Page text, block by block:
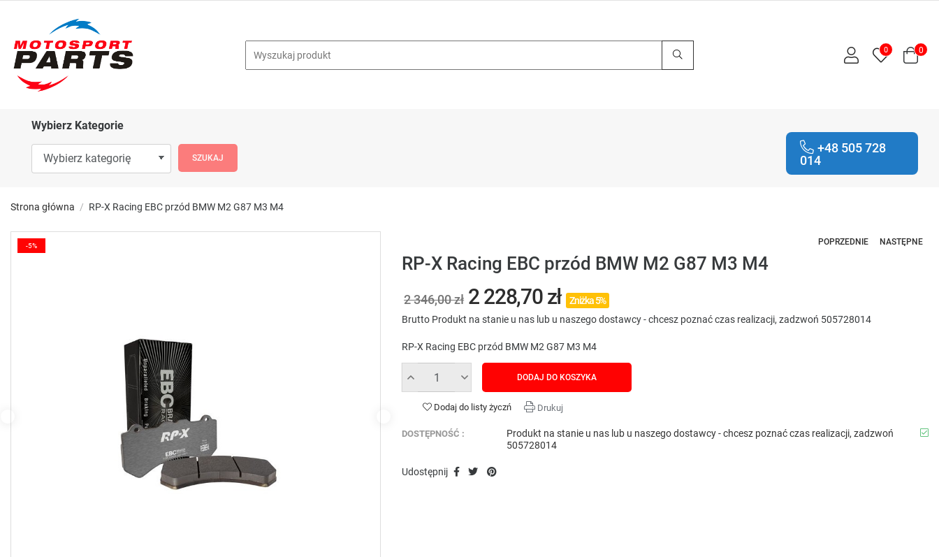
0 0
Wybierz Kategorie
+48 505 728
014
Strona główna RP-X Racing EBC przód BMW M2 G87 M3 M4
-5% POPRZEDNIE NASTĘPNE
RP-X Racing EBC przód BMW M2 G87 M3 M4
2 346,00 zł 2 228,70 zł
Zniżka 5%
Brutto Produkt na stanie u nas lub u naszego dostawcy - chcesz poznać czas realizacji, zadzwoń 505728014
RP-X Racing EBC przód BMW M2 G87 M3 M4
DODAJ DO KOSZYKA
Dodaj do listy życzń Drukuj
DOSTĘPNOŚĆ :
Produkt na stanie u nas lub u naszego dostawcy - chcesz poznać czas realizacji, zadzwoń
505728014
Udostępnij